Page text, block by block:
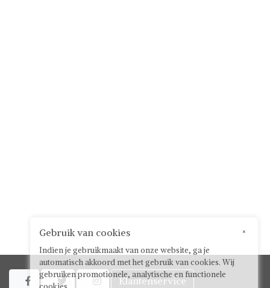
   Klantenservice
×
Gebruik van cookies
Indien je gebruikmaakt van onze website, ga je
automatisch akkoord met het gebruik van cookies. Wij
gebruiken promotionele, analytische en functionele